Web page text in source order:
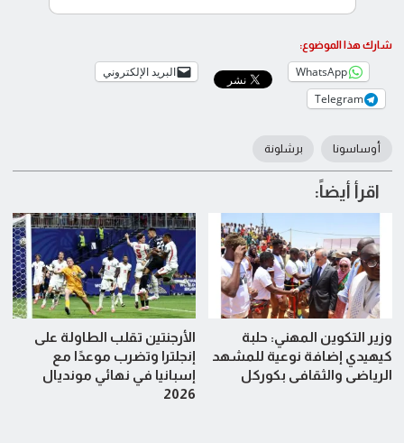
شارك هذا الموضوع:
WhatsApp
البريد الإلكتروني
Telegram
أوساسونا برشلونة
اقرأ أيضاً:
وزير التكوين المهني: حلبة
كيهيدي إضافة نوعية للمشهد
الرياضي والثقافي بكوركل
الأرجنتين تقلب الطاولة على
إنجلترا وتضرب موعدًا مع
إسبانيا في نهائي مونديال
2026